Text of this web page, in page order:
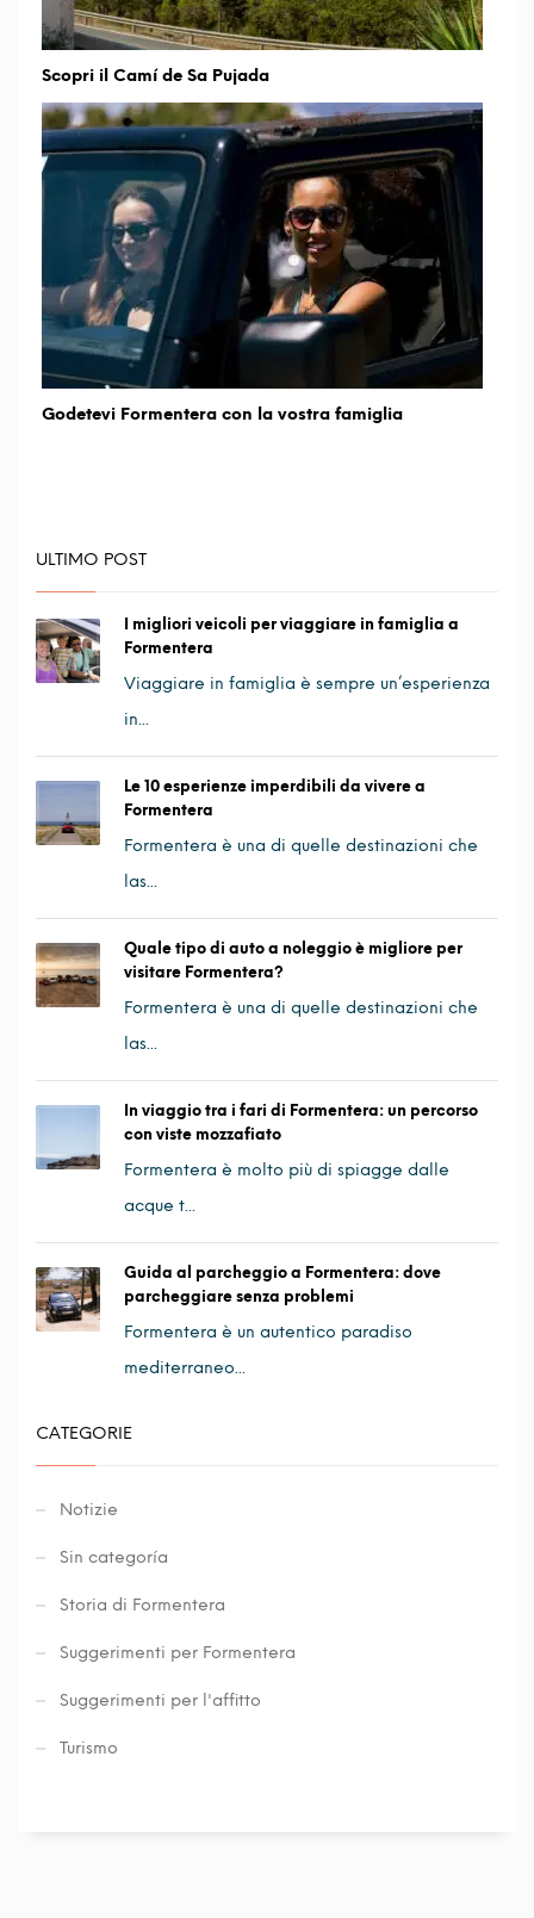
Scopri il Camí de Sa Pujada
Godetevi Formentera con la vostra famiglia
ULTIMO POST
I migliori veicoli per viaggiare in famiglia a
Formentera
Viaggiare in famiglia è sempre un’esperienza
in...
Le 10 esperienze imperdibili da vivere a
Formentera
Formentera è una di quelle destinazioni che
las...
Quale tipo di auto a noleggio è migliore per
visitare Formentera?
Formentera è una di quelle destinazioni che
las...
In viaggio tra i fari di Formentera: un percorso
con viste mozzafiato
Formentera è molto più di spiagge dalle
acque t...
Guida al parcheggio a Formentera: dove
parcheggiare senza problemi
Formentera è un autentico paradiso
mediterraneo...
CATEGORIE
Notizie
Sin categoría
Storia di Formentera
Suggerimenti per Formentera
Suggerimenti per l'affitto
Turismo